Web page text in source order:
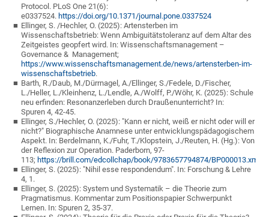
Protocol. PLoS One 21(6):
e0337524. https://doi.org/10.1371/journal.pone.0337524
Ellinger, S. /Hechler, O. (2025): Artensterben im
Wissenschaftsbetrieb: Wenn Ambiguitätstoleranz auf dem Altar des
Zeitgeistes geopfert wird. In: Wissenschaftsmanagement –
Governance & Management;
https://www.wissenschaftsmanagement.de/news/artensterben-im-
wissenschaftsbetrieb.
Barth, R./Daub, M./Dürrnagel, A./Ellinger, S./Fedele, D./Fischer,
L./Heller, L./Kleinhenz, L./Lendle, A./Wolff, P./Wöhr, K. (2025): Schule
neu erfinden: Resonanzerleben durch Draußenunterricht? In:
Spuren 4, 42-45.
Ellinger, S./Hechler, O. (2025): "Kann er nicht, weiß er nicht oder will er
nicht?" Biographische Anamnese unter entwicklungspädagogischem
Aspekt. In: Berdelmann, K./Fuhr, T./Klopstein, J./Reuten, H. (Hg.): Von
der Reflexion zur Operation. Paderborn, 97-
113; https://brill.com/edcollchap/book/9783657794874/BP000013.xml
Ellinger, S. (2025): "Nihil esse respondendum". In: Forschung & Lehre
4, 1.
Ellinger, S. (2025): System und Systematik – die Theorie zum
Pragmatismus. Kommentar zum Positionspapier Schwerpunkt
Lernen. In: Spuren 2, 35-37.